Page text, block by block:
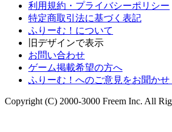
利用規約・プライバシーポリシー
特定商取引法に基づく表記
ふりーむ！について
旧デザインで表示
お問い合わせ
ゲーム掲載希望の方へ
ふりーむ！へのご意見をお聞かせ
Copyright (C) 2000-3000 Freem Inc. All